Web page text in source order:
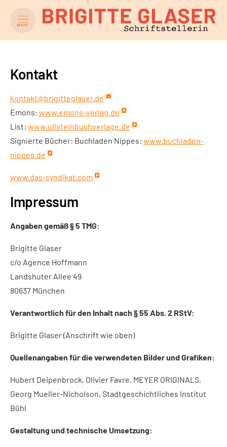
MENÜ
Kontakt
kontakt@brigitteglaser.de
Emons: www.emons-verlag.de
List: www.ullsteinbuchverlage.de
Signierte Bücher: Buchladen Nippes: www.buchladen-
nippes.de
www.das-syndikat.com
Impressum
Angaben gemäß § 5 TMG:
Brigitte Glaser
c/o Agence Hoffmann
Landshuter Allee 49
80637 München
Verantwortlich für den Inhalt nach § 55 Abs. 2 RStV:
Brigitte Glaser (Anschrift wie oben)
Quellenangaben für die verwendeten Bilder und Grafiken:
Hubert Deipenbrock, Olivier Favre, MEYER ORIGINALS,
Georg Mueller-Nicholson, Stadtgeschichtliches Institut
Bühl
Gestaltung und technische Umsetzung: